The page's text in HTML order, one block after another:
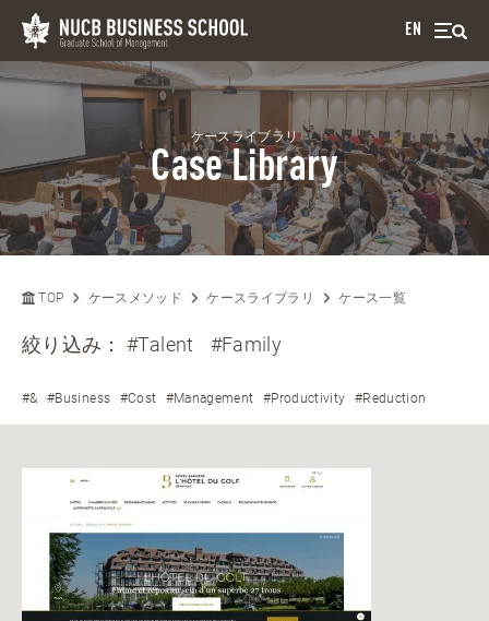
EN
ケースライブラリ
Case Library
TOP ケースメソッド ケースライブラリ ケース一覧
絞り込み：#Talent #Family
#& #Business #Cost #Management #Productivity #Reduction